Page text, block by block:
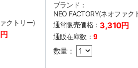
クトリー)
ブランド：
NEO FACTORY(ネオファク
通常販売価格： 3,310円
通販在庫数： 9
数量：